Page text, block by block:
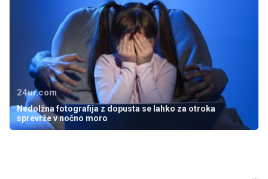
24ur.com
Nedolžna fotografija z dopusta se lahko za otroka
sprevrže v nočno moro